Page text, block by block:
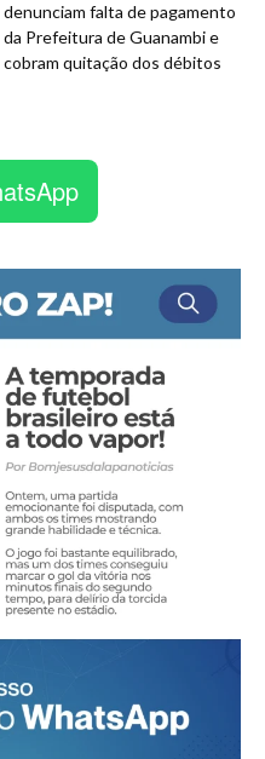
denunciam falta de pagamento
da Prefeitura de Guanambi e
cobram quitação dos débitos